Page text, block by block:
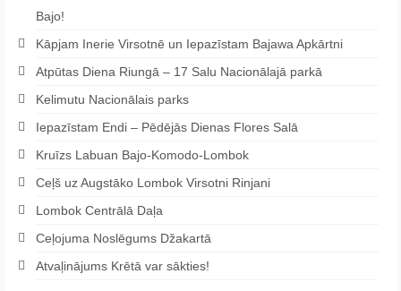
Bajo!
Kāpjam Inerie Virsotnē un Iepazīstam Bajawa Apkārtni
Atpūtas Diena Riungā – 17 Salu Nacionālajā parkā
Kelimutu Nacionālais parks
Iepazīstam Endi – Pēdējās Dienas Flores Salā
Kruīzs Labuan Bajo-Komodo-Lombok
Ceļš uz Augstāko Lombok Virsotni Rinjani
Lombok Centrālā Daļa
Ceļojuma Noslēgums Džakartā
Atvaļinājums Krētā var sākties!